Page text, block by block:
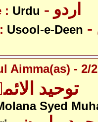
: Urdu - اردو
Usool-e-Deen
Aimma(as) - 2/2
توحید
Syed